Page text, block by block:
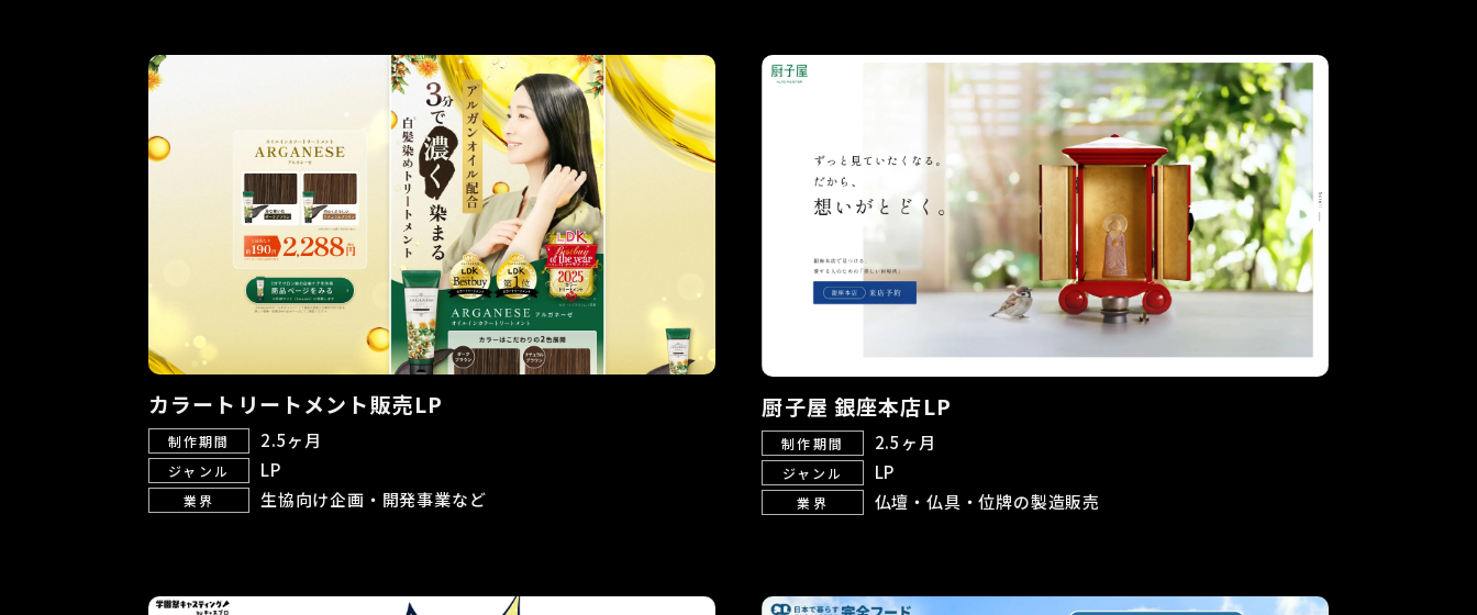
カラートリートメント販売LP
制作期間 2.5ヶ月
ジャンル LP
業界 生協向け企画・開発事業など
厨子屋 銀座本店LP
制作期間 2.5ヶ月
ジャンル LP
業界 仏壇・仏具・位牌の製造販売